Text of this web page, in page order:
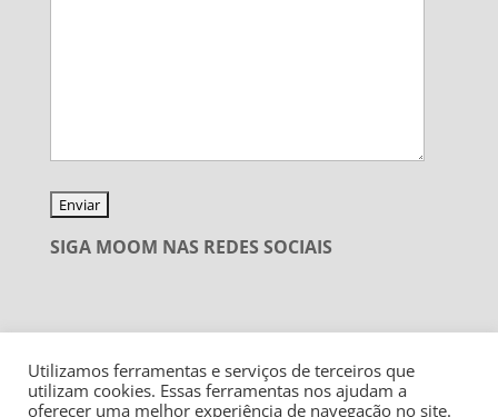
SIGA MOOM NAS REDES SOCIAIS
Utilizamos ferramentas e serviços de terceiros que
utilizam cookies. Essas ferramentas nos ajudam a
oferecer uma melhor experiência de navegação no site.